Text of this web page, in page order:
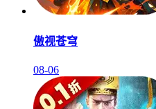
傲视苍穹
08-06